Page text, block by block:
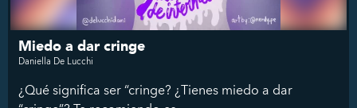
Miedo a dar cringe
Daniella De Lucchi
¿Qué significa ser “cringe? ¿Tienes miedo a dar